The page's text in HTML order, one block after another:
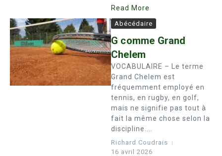
Read More
Abécédaire
G comme Grand
Chelem
VOCABULAIRE – Le terme
Grand Chelem est
fréquemment employé en
tennis, en rugby, en golf,
mais ne signifie pas tout à
fait la même chose selon la
discipline....
Richard Coudrais
16 avril 2026